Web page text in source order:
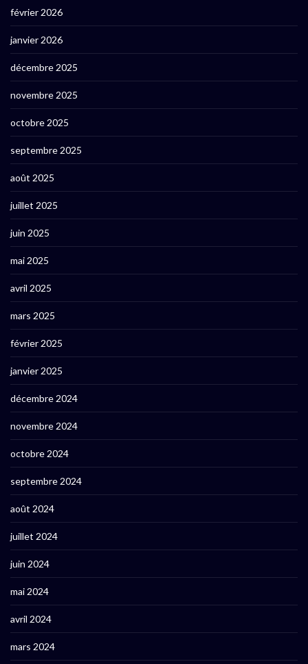
février 2026
janvier 2026
décembre 2025
novembre 2025
octobre 2025
septembre 2025
août 2025
juillet 2025
juin 2025
mai 2025
avril 2025
mars 2025
février 2025
janvier 2025
décembre 2024
novembre 2024
octobre 2024
septembre 2024
août 2024
juillet 2024
juin 2024
mai 2024
avril 2024
mars 2024